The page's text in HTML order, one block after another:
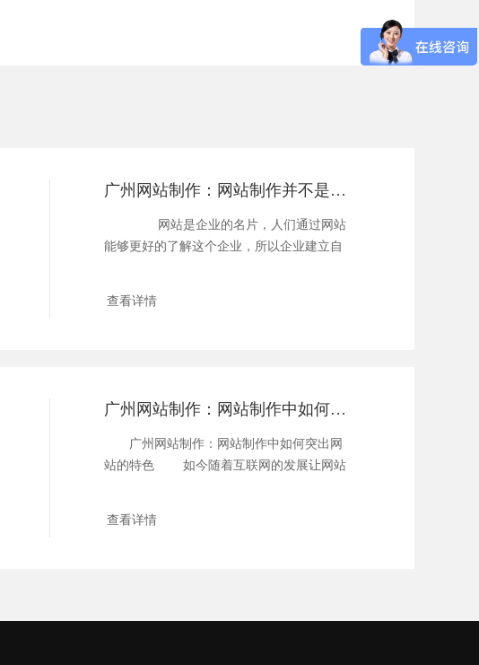
广州网站制作：网站制作并不是你想的那么简单!
网站是企业的名片，人们通过网站
能够更好的了解这个企业，所以企业建立自
查看详情
广州网站制作：网站制作中如何突出网站的特色
广州网站制作：网站制作中如何突出网
站的特色 如今随着互联网的发展让网站
查看详情